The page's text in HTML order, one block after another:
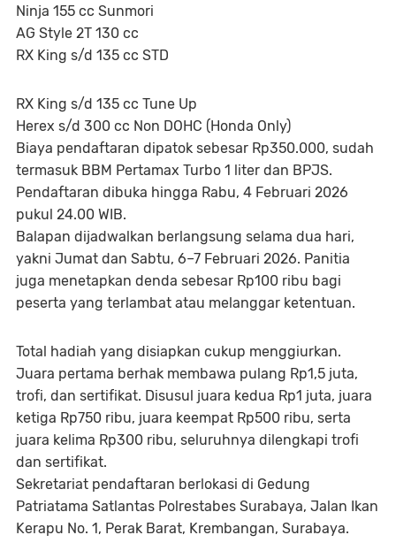
Ninja 155 cc Sunmori
AG Style 2T 130 cc
RX King s/d 135 cc STD
RX King s/d 135 cc Tune Up
Herex s/d 300 cc Non DOHC (Honda Only)
Biaya pendaftaran dipatok sebesar Rp350.000, sudah
termasuk BBM Pertamax Turbo 1 liter dan BPJS.
Pendaftaran dibuka hingga Rabu, 4 Februari 2026
pukul 24.00 WIB.
Balapan dijadwalkan berlangsung selama dua hari,
yakni Jumat dan Sabtu, 6–7 Februari 2026. Panitia
juga menetapkan denda sebesar Rp100 ribu bagi
peserta yang terlambat atau melanggar ketentuan.
Total hadiah yang disiapkan cukup menggiurkan.
Juara pertama berhak membawa pulang Rp1,5 juta,
trofi, dan sertifikat. Disusul juara kedua Rp1 juta, juara
ketiga Rp750 ribu, juara keempat Rp500 ribu, serta
juara kelima Rp300 ribu, seluruhnya dilengkapi trofi
dan sertifikat.
Sekretariat pendaftaran berlokasi di Gedung
Patriatama Satlantas Polrestabes Surabaya, Jalan Ikan
Kerapu No. 1, Perak Barat, Krembangan, Surabaya.